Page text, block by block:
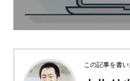
この記事を書い